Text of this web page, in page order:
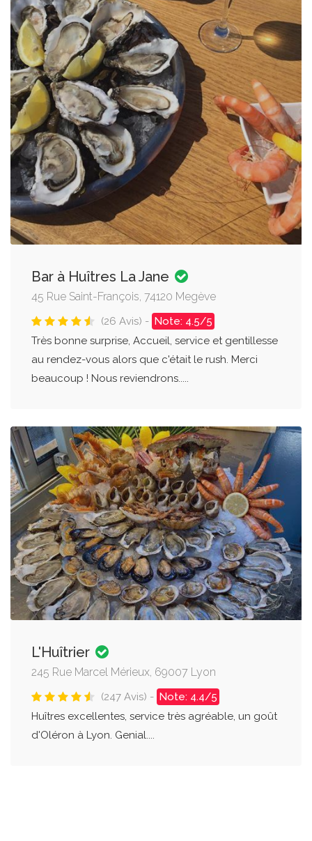
Bar à Huîtres La Jane
45 Rue Saint-François, 74120 Megève
(26 Avis) - Note: 4.5/5
Très bonne surprise, Accueil, service et gentillesse
au rendez-vous alors que c'était le rush. Merci
beaucoup ! Nous reviendrons.....
L'Huîtrier
245 Rue Marcel Mérieux, 69007 Lyon
(247 Avis) - Note: 4.4/5
Huîtres excellentes, service très agréable, un goût
d'Oléron à Lyon. Genial....